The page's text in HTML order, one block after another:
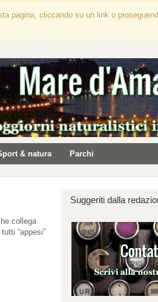
pagina, cliccando su un link o
& natura Parchi
collega
“appesi”
Suggeriti dalla